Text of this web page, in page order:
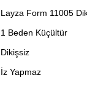
Layza Form 11005
1 Beden Küçültür
Dikişsiz
İz Yapmaz